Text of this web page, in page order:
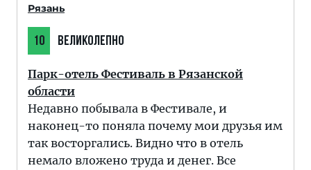
Рязань
10 ВЕЛИКОЛЕПНО
Парк-отель Фестиваль в Рязанской
области
Недавно побывала в Фестивале, и
наконец-то поняла почему мои друзья им
так восторгались. Видно что в отель
немало вложено труда и денег. Все